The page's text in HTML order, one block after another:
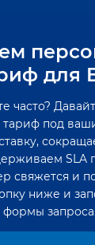
для
часто?
тариф под
SLA
свяжется и
ниже и
формы